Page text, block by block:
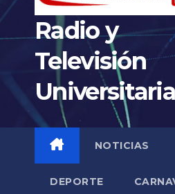
Radio y
Televisión
Universitaria
NOTICIAS
DEPORTE